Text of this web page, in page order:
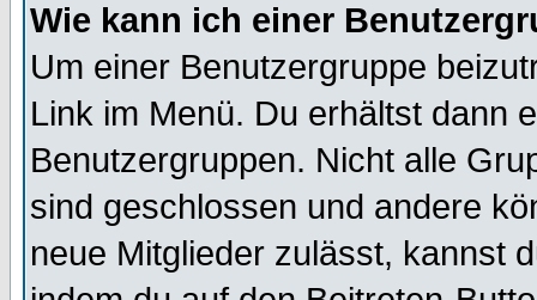
Wie kann ich einer
Um einer Benutzergruppe
Link im Menü. Du erhältst dann
Benutzergruppen. Nicht alle
sind geschlossen und andere
neue Mitglieder zulässt, kannst